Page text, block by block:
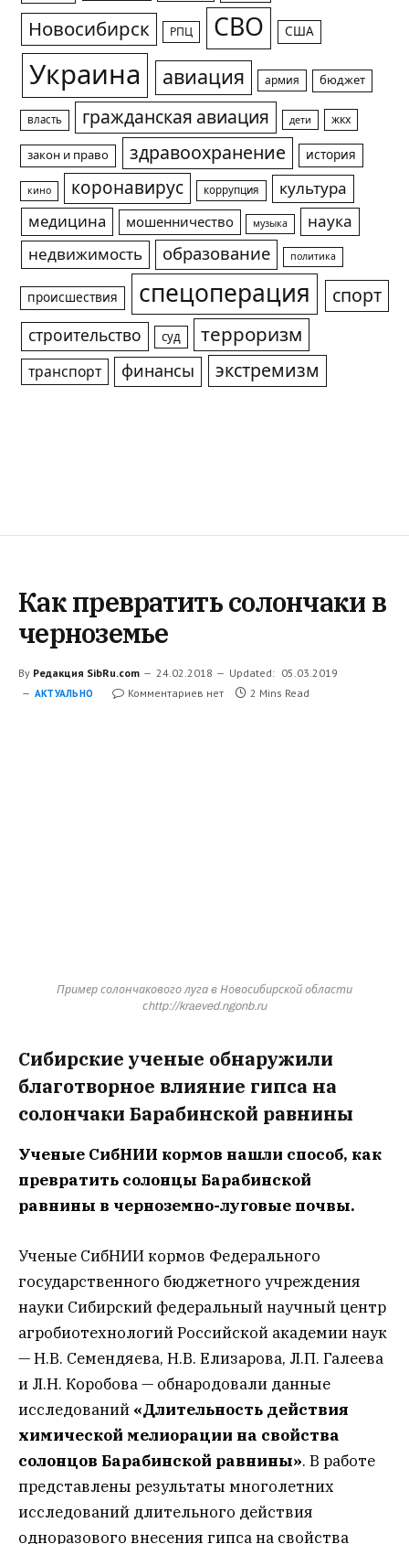
Новосибирск РПЦ СВО США
Украина авиация армия бюджет
власть гражданская авиация дети жкх
закон и право здравоохранение история
кино коронавирус коррупция
культура
медицина
мошенничество музыка
наука
недвижимость
образование политика
происшествия спецоперация спорт
строительство суд терроризм
транспорт финансы экстремизм
Как превратить солончаки в
черноземье
By Редакция SibRu.com 24.02.2018 Updated: 05.03.2019
АКТУАЛЬНО Комментариев нет 2 Mins Read
Пример солончакового луга в Новосибирской области
сhttp://kraeved.ngonb.ru
Сибирские ученые обнаружили
благотворное влияние гипса на
солончаки Барабинской равнины
Ученые СибНИИ кормов нашли способ, как
превратить солонцы Барабинской
равнины в черноземно-луговые почвы.
Ученые СибНИИ кормов Федерального
государственного бюджетного учреждения
науки Сибирский федеральный научный центр
агробиотехнологий Российской академии наук
— Н.В. Семендяева, Н.В. Елизарова, Л.П. Галеева
и Л.Н. Коробова — обнародовали данные
исследований «Длительность действия
химической мелиорации на свойства
солонцов Барабинской равнины». В работе
представлены результаты многолетних
исследований длительного действия
одноразового внесения гипса на свойства